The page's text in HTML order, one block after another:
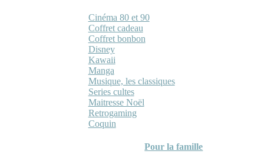
Cinéma 80 et 90
Coffret cadeau
Coffret bonbon
Disney
Kawaii
Manga
Musique, les classiques
Series cultes
Maitresse Noël
Retrogaming
Coquin
Pour la famille